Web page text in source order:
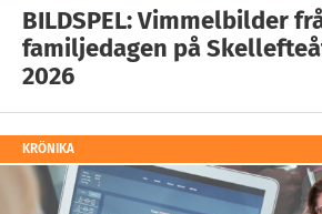
BILDSPEL: Vimmelbilder
familjedagen på
2026
KRÖNIKA